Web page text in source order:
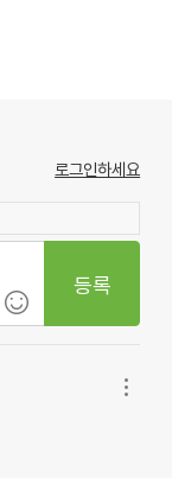
로그인하세요
등록